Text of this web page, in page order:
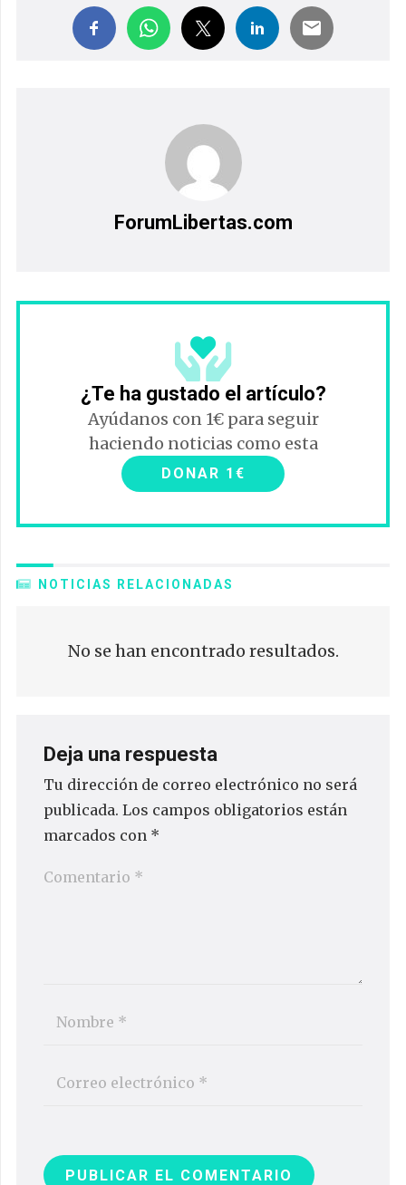
ForumLibertas.com
¿Te ha gustado el artículo?
Ayúdanos con 1€ para seguir
haciendo noticias como esta
DONAR 1€
NOTICIAS RELACIONADAS
No se han encontrado resultados.
Deja una respuesta
Tu dirección de correo electrónico no será
publicada. Los campos obligatorios están
marcados con *
PUBLICAR EL COMENTARIO